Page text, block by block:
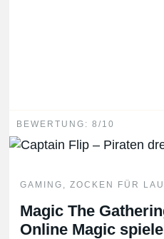
BEWERTUNG: 8/10
GAMING ,ZOCKEN FÜR LAU
Magic The
Online Magic